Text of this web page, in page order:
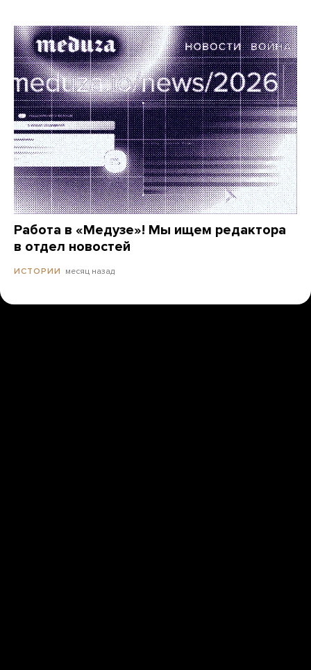
Работа в «Медузе»! Мы ищем редактора
в отдел новостей
ИСТОРИИ месяц назад